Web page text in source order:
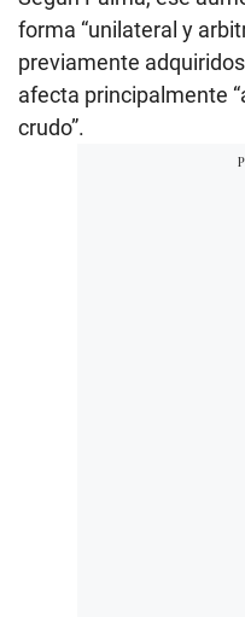
forma “unilateral y
previamente
afecta principalmente
crudo”.